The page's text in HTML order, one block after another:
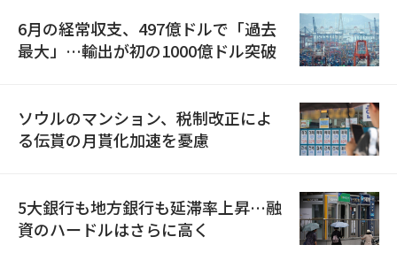
6月の経常収支、497億ドルで「過去
最大」…輸出が初の1000億ドル突破
ソウルのマンション、税制改正によ
る伝貰の月貰化加速を憂慮
5大銀行も地方銀行も延滞率上昇…融
資のハードルはさらに高く